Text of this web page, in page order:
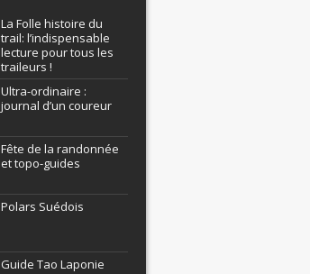
La Folle histoire du
trail: l’indispensable
lecture pour tous les
traileurs !
Ultra-ordinaire :
journal d’un coureur
Fête de la randonnée
et topo-guides
Polars Suédois
Guide Tao Laponie